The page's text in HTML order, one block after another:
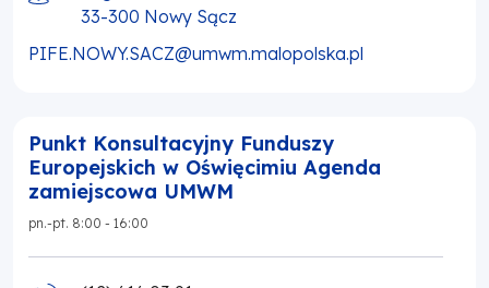
33-300 Nowy Sącz
PIFE.NOWY.SACZ@umwm.malopolska.pl
Punkt Konsultacyjny Funduszy
Europejskich w Oświęcimiu Agenda
zamiejscowa UMWM
pn.-pt. 8:00 - 16:00